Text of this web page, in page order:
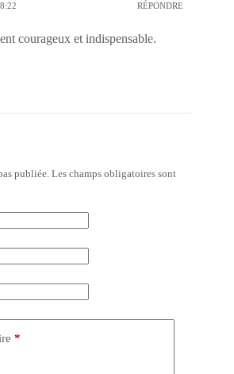
RÉPONDRE
courageux et indispensable.
publiée. Les champs obligatoires sont
*